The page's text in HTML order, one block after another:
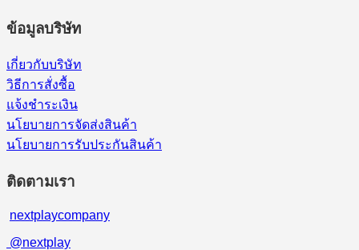
ข้อมูลบริษัท
เกี่ยวกับบริษัท
วิธีการสั่งซื้อ
แจ้งชำระเงิน
นโยบายการจัดส่งสินค้า
นโยบายการรับประกันสินค้า
ติดตามเรา
nextplaycompany
@nextplay